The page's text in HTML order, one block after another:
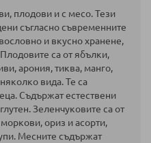
плодови и с месо. Тези
съгласно съвременните
и вкусно хранене,
са от ябълки,
арония, тиква, манго,
вида. Те са
Съдържат естествени
Зеленчуковите са от
ориз и асорти,
Месните съдържат